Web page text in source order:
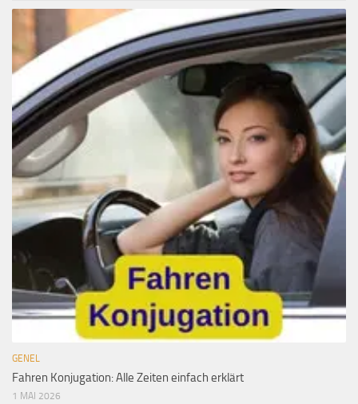
GENEL
Fahren Konjugation: Alle Zeiten einfach erklärt
1 MAI 2026